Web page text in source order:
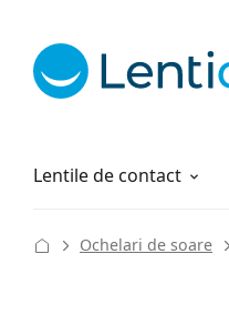
Lentile de contact
Soluții
Cum comandați
Ochelari de soare